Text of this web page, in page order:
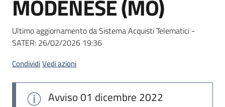
site
Seguici
MODENESE (MO)
Ultimo aggiornamento da Sistema Acquisti Telematici -
SATER: 26/02/2026 19:36
CondividiVedi azioni
Avviso01 dicembre 2022